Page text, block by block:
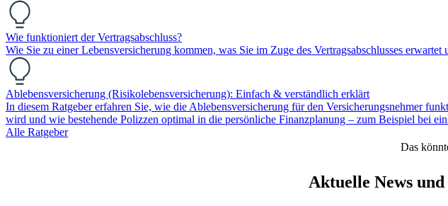
Wie funktioniert der Vertragsabschluss?
Wie Sie zu einer Lebensversicherung kommen, was Sie im Zuge des Vertragsabschlusses
Ablebensversicherung (Risikolebensversicherung): Einfach & verständlich erklärt
In diesem Ratgeber erfahren Sie, wie die Ablebensversicherung für den Versicherungsnehmer
wird und wie bestehende Polizzen optimal in die persönliche Finanzplanung – zum Beispiel bei
Alle Ratgeber
Das
Aktuelle News